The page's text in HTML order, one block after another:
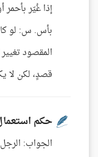
إذا غُيّر
بأس. س: لو
المقصود
قصدٍ، لكن لا
حكم
الجواب: الرجل